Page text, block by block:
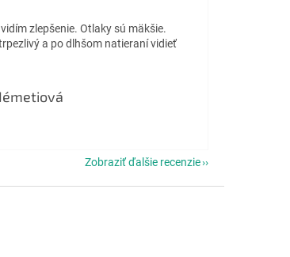
zlepšenie. Otlaky sú mäkšie.
a po dlhšom natieraní vidieť
obchodu je 5 z 5 hviezdičiek.
Zobraziť ďalšie recenzie